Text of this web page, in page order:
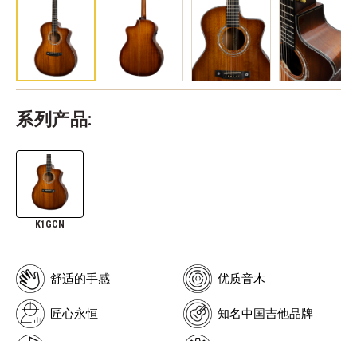
系列产品:
K1GCN
舒适的手感 优质音木
匠心永恒 知名中国吉他品牌